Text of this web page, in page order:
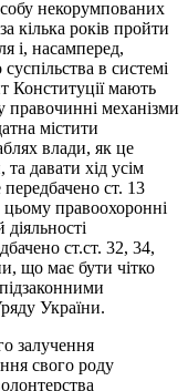
некорумпованих
кілька років пройти
і, насамперед,
в системі
Конституції мають
правочинні механізми
містити
влади, як це
давати хід усім
ст. 13
правоохоронні
ст.ст. 32, 34,
що має бути чітко
України.
залучення
свого роду